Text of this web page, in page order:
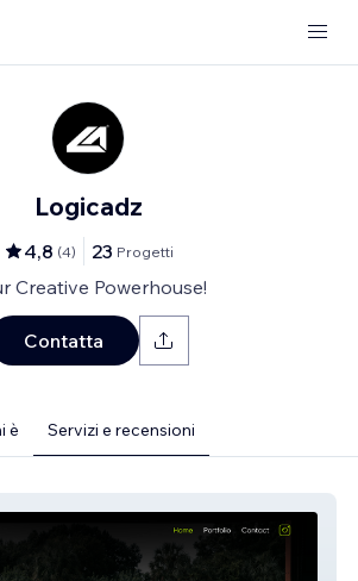
Logicadz
4,8 (4) 23 Progetti
Creative Powerhouse!
Contatta
è Servizi e recensioni